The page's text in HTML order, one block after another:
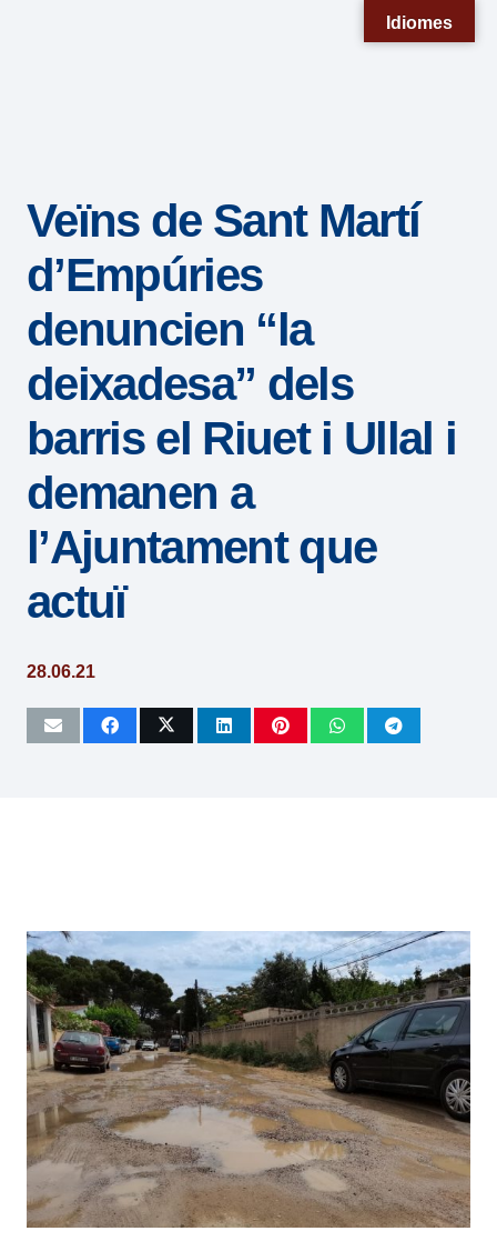
sistema
accesibilidad.
Veïns de Sant Martí
d’Empúries
denuncien “la
deixadesa” dels
barris el Riuet i Ullal i
demanen a
l’Ajuntament que
actuï
28.06.21
Idiomes